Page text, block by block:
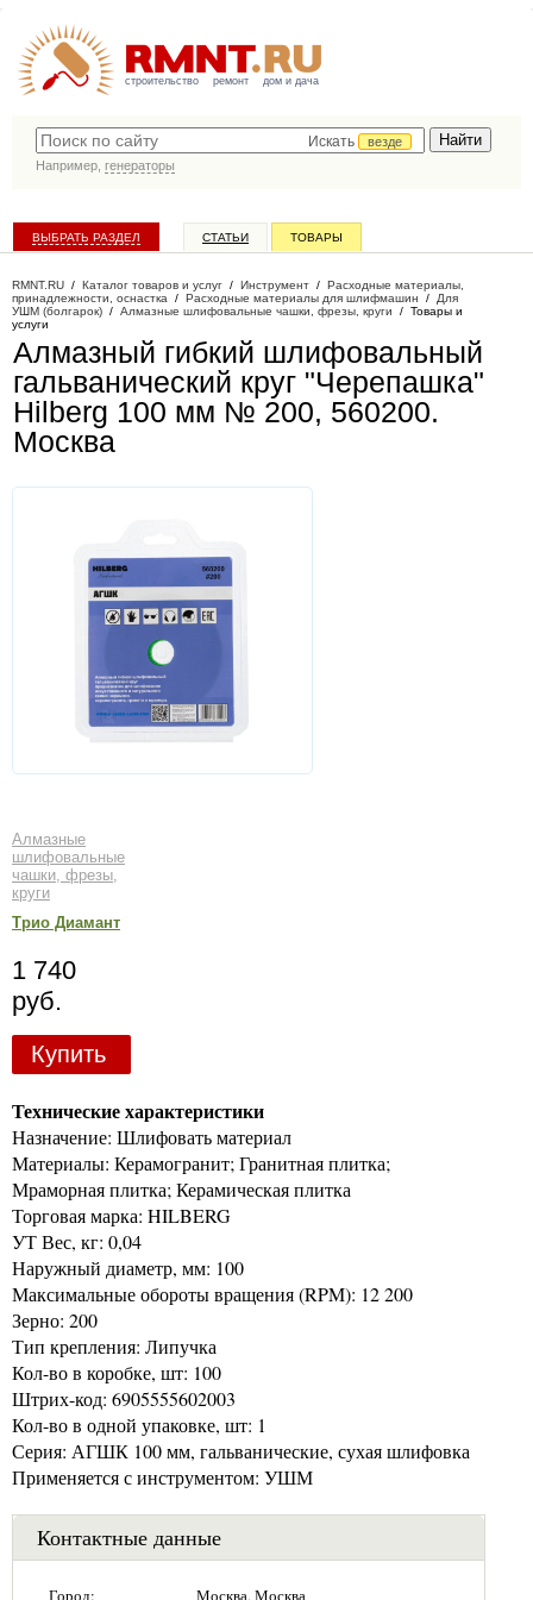
строительство ремонт дом и дача
Искать
везде
Например, генераторы
ВЫБРАТЬ РАЗДЕЛ СТАТЬИ ТОВАРЫ
RMNT.RU / Каталог товаров и услуг / Инструмент / Расходные материалы,
принадлежности, оснастка / Расходные материалы для шлифмашин / Для
УШМ (болгарок) / Алмазные шлифовальные чашки, фрезы, круги / Товары и
услуги
Алмазный гибкий шлифовальный
гальванический круг "Черепашка"
Hilberg 100 мм № 200, 560200.
Москва
Алмазные
шлифовальные
чашки, фрезы,
круги
Трио Диамант
1 740
руб.
Купить
Технические характеристики
Назначение: Шлифовать материал
Материалы: Керамогранит; Гранитная плитка;
Мраморная плитка; Керамическая плитка
Торговая марка: HILBERG
УТ Вес, кг: 0,04
Наружный диаметр, мм: 100
Максимальные обороты вращения (RPM): 12 200
Зерно: 200
Тип крепления: Липучка
Кол-во в коробке, шт: 100
Штрих-код: 6905555602003
Кол-во в одной упаковке, шт: 1
Серия: АГШК 100 мм, гальванические, сухая шлифовка
Применяется с инструментом: УШМ
Контактные данные
Город: Москва, Москва